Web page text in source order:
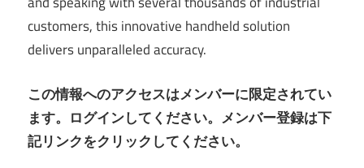
customers, this innovative handheld solution
delivers unparalleled accuracy.
この情報へのアクセスはメンバーに限定されてい
ます。ログインしてください。メンバー登録は下
記リンクをクリックしてください。